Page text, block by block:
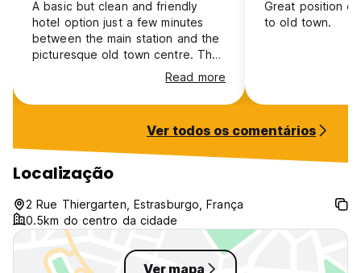
A basic but clean and friendly
hotel option just a few minutes
between the main station and the
picturesque old town centre. The
beds were comfy and the shower
welcome after a long train
journey!
Read more
Great position
to old town.
Ver todos os comentários
Localização
2 Rue Thiergarten, Estrasburgo, França
0.5km do centro da cidade
Ver mapa